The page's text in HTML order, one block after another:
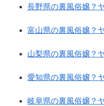
長野県の裏風俗嬢？
富山県の裏風俗嬢？
山梨県の裏風俗嬢？
愛知県の裏風俗嬢？
岐阜県の裏風俗嬢？